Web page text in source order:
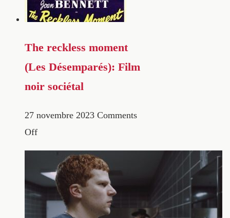
The reckless moment
(Les Désemparés): Film
noir sociétal
27 novembre 2023 Comments
Off